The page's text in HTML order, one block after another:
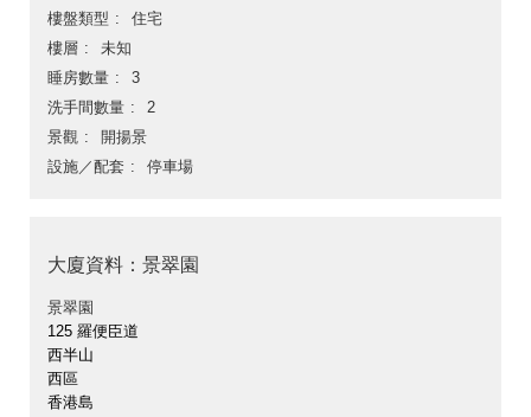
樓盤類型
住宅
樓層
未知
睡房數量
3
洗手間數量
2
景觀
開揚景
設施／配套
停車場
大廈資料：景翠園
景翠園
125 羅便臣道
西半山
西區
香港島